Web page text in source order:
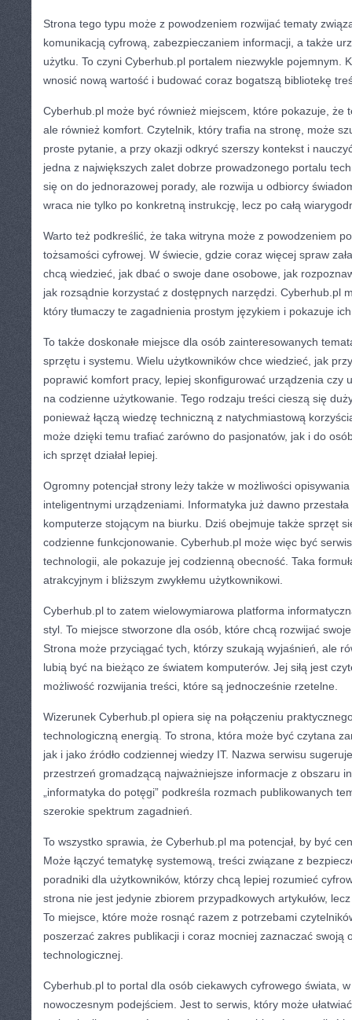
Strona tego typu może z powodzeniem rozwijać tematy
komunikacją cyfrową, zabezpieczaniem informacji, a także
użytku. To czyni Cyberhub.pl portalem niezwykle pojemnym.
wnosić nową wartość i budować coraz bogatszą bibliotekę
Cyberhub.pl może być również miejscem, które pokazuje, że
ale również komfort. Czytelnik, który trafia na stronę, może
proste pytanie, a przy okazji odkryć szerszy kontekst i
jedna z największych zalet dobrze prowadzonego portalu
się on do jednorazowej porady, ale rozwija u odbiorcy
wraca nie tylko po konkretną instrukcję, lecz po całą
Warto też podkreślić, że taka witryna może z powodzeniem
tożsamości cyfrowej. W świecie, gdzie coraz więcej spraw
chcą wiedzieć, jak dbać o swoje dane osobowe, jak
jak rozsądnie korzystać z dostępnych narzędzi. Cyberhub.pl
który tłumaczy te zagadnienia prostym językiem i pokazuje
To także doskonałe miejsce dla osób zainteresowanych
sprzętu i systemu. Wielu użytkowników chce wiedzieć, jak
poprawić komfort pracy, lepiej skonfigurować urządzenia czy
na codzienne użytkowanie. Tego rodzaju treści cieszą się
ponieważ łączą wiedzę techniczną z natychmiastową
może dzięki temu trafiać zarówno do pasjonatów, jak i do
ich sprzęt działał lepiej.
Ogromny potencjał strony leży także w możliwości
inteligentnymi urządzeniami. Informatyka już dawno
komputerze stojącym na biurku. Dziś obejmuje także sprzęt
codzienne funkcjonowanie. Cyberhub.pl może więc być
technologii, ale pokazuje jej codzienną obecność. Taka
atrakcyjnym i bliższym zwykłemu użytkownikowi.
Cyberhub.pl to zatem wielowymiarowa platforma
styl. To miejsce stworzone dla osób, które chcą rozwijać
Strona może przyciągać tych, którzy szukają wyjaśnień, ale
lubią być na bieżąco ze światem komputerów. Jej siłą jest
możliwość rozwijania treści, które są jednocześnie rzetelne.
Wizerunek Cyberhub.pl opiera się na połączeniu
technologiczną energią. To strona, która może być czytana
jak i jako źródło codziennej wiedzy IT. Nazwa serwisu
przestrzeń gromadzącą najważniejsze informacje z obszaru
„informatyka do potęgi” podkreśla rozmach publikowanych
szerokie spektrum zagadnień.
To wszystko sprawia, że Cyberhub.pl ma potencjał, by być
Może łączyć tematykę systemową, treści związane z
poradniki dla użytkowników, którzy chcą lepiej rozumieć
strona nie jest jedynie zbiorem przypadkowych artykułów,
To miejsce, które może rosnąć razem z potrzebami
poszerzać zakres publikacji i coraz mocniej zaznaczać swoją
technologicznej.
Cyberhub.pl to portal dla osób ciekawych cyfrowego świata,
nowoczesnym podejściem. Jest to serwis, który może